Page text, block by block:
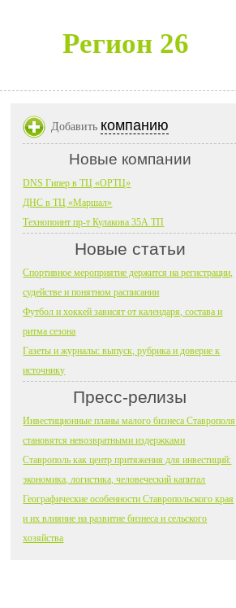
Регион 26
Добавить компанию
Новые компании
DNS Гипер в ТЦ «ОРТЦ»
ДНС в ТЦ «Маршал»
Технопоинт пр-т Кулакова 35А ТП
Новые статьи
Спортивное мероприятие держится на регистрации,
судействе и понятном расписании
Футбол и хоккей зависят от календаря, состава и
ритма сезона
Газеты и журналы: выпуск, рубрика и доверие к
источнику
Пресс-релизы
Инвестиционные планы малого бизнеса Ставрополя
становятся невозвратными издержками
Ставрополь как центр притяжения для инвестиций:
экономика, логистика, человеческий капитал
Географические особенности Ставропольского края
и их влияние на развитие бизнеса и сельского
хозяйства